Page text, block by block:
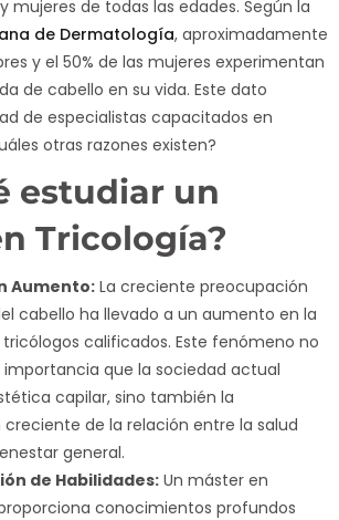
mujeres de todas las edades. Según la
de Dermatología, aproximadamente
y el 50% de las mujeres experimentan
de cabello en su vida. Este dato
de especialistas capacitados en
otras razones existen?
estudiar un
Tricología?
Aumento:La creciente preocupación
cabello ha llevado a un aumento en la
calificados. Este fenómeno no
importancia que la sociedad actual
capilar, sino también la
de la relación entre la salud
general.
de Habilidades: Un máster en
conocimientos profundos